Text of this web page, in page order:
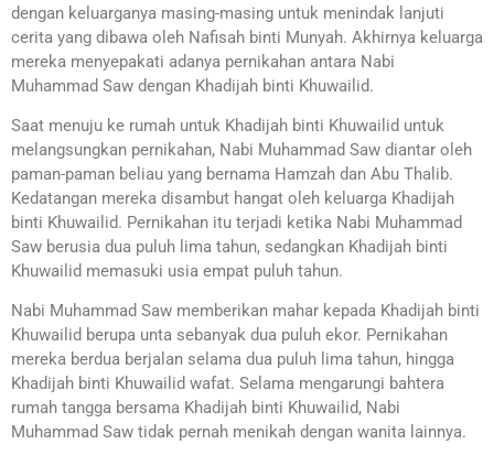
dengan keluarganya masing-masing untuk menindak lanjuti
cerita yang dibawa oleh Nafisah binti Munyah. Akhirnya keluarga
mereka menyepakati adanya pernikahan antara Nabi
Muhammad Saw dengan Khadijah binti Khuwailid.
Saat menuju ke rumah untuk Khadijah binti Khuwailid untuk
melangsungkan pernikahan, Nabi Muhammad Saw diantar oleh
paman-paman beliau yang bernama Hamzah dan Abu Thalib.
Kedatangan mereka disambut hangat oleh keluarga Khadijah
binti Khuwailid. Pernikahan itu terjadi ketika Nabi Muhammad
Saw berusia dua puluh lima tahun, sedangkan Khadijah binti
Khuwailid memasuki usia empat puluh tahun.
Nabi Muhammad Saw memberikan mahar kepada Khadijah binti
Khuwailid berupa unta sebanyak dua puluh ekor. Pernikahan
mereka berdua berjalan selama dua puluh lima tahun, hingga
Khadijah binti Khuwailid wafat. Selama mengarungi bahtera
rumah tangga bersama Khadijah binti Khuwailid, Nabi
Muhammad Saw tidak pernah menikah dengan wanita lainnya.